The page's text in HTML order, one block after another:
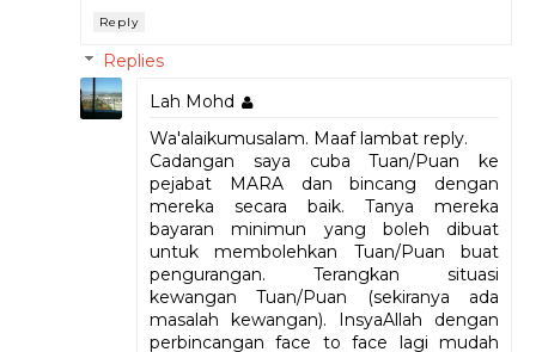
Reply
Replies
Lah Mohd
Wa'alaikumusalam. Maaf lambat reply.
Cadangan saya cuba Tuan/Puan ke
pejabat MARA dan bincang dengan
mereka secara baik. Tanya mereka
bayaran minimun yang boleh dibuat
untuk membolehkan Tuan/Puan buat
pengurangan. Terangkan situasi
kewangan Tuan/Puan (sekiranya ada
masalah kewangan). InsyaAllah dengan
perbincangan face to face lagi mudah